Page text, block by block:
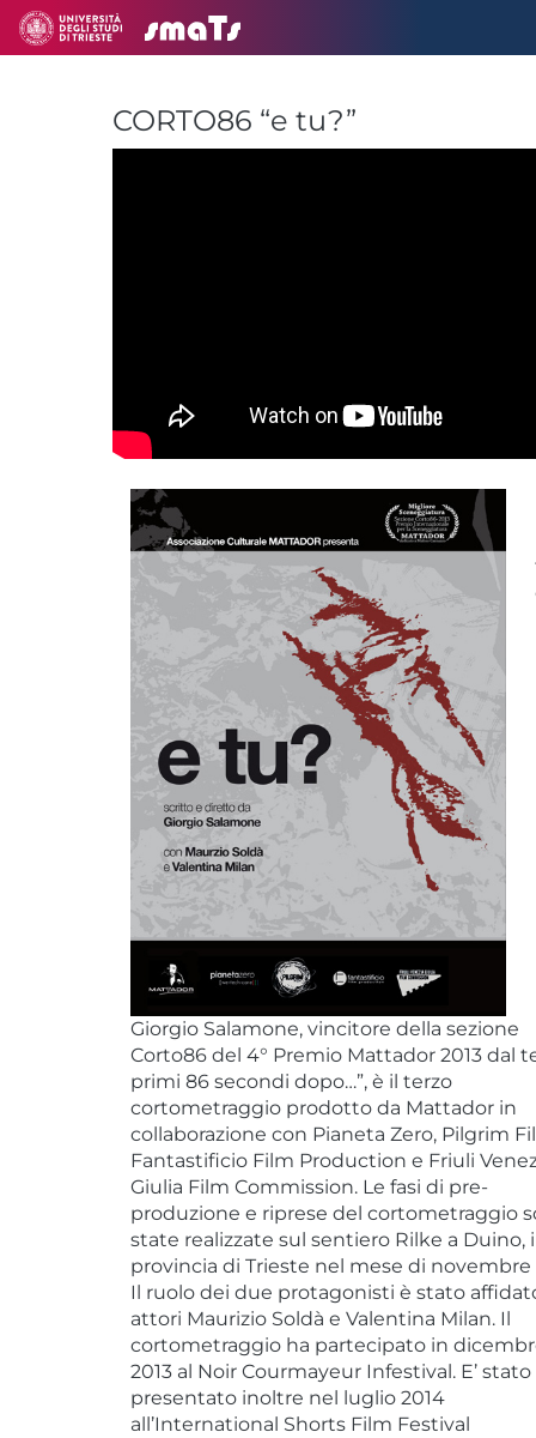
CORTO86 “e tu?”
Giorgio Salamone, vincitore della sezione
Corto86 del 4° Premio Mattador 2013 dal
primi 86 secondi dopo…”, è il terzo
cortometraggio prodotto da Mattador in
collaborazione con Pianeta Zero, Pilgrim
Fantastificio Film Production e Friuli
Giulia Film Commission. Le fasi di pre-
produzione e riprese del cortometraggio
state realizzate sul sentiero Rilke a Duino,
provincia di Trieste nel mese di novembre
Il ruolo dei due protagonisti è stato
attori Maurizio Soldà e Valentina Milan. Il
cortometraggio ha partecipato in
2013 al Noir Courmayeur Infestival. E’ stato
presentato inoltre nel luglio 2014
all’International Shorts Film Festival